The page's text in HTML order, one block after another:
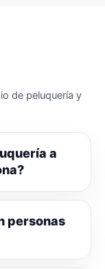
de peluquería y
a
personas